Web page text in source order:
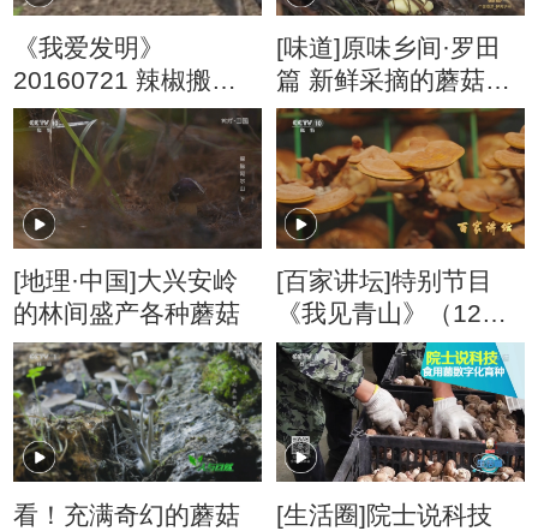
《我爱发明》
20160721 辣椒搬迁
队
[味道]原味乡间·罗田
篇 新鲜采摘的蘑菇口
感脆嫩 鲜味十足
[地理·中国]大兴安岭
的林间盛产各种蘑菇
[百家讲坛]特别节目
《我见青山》（12）
青山一道同云雨 示范
引领
看！充满奇幻的蘑菇
[生活圈]院士说科技